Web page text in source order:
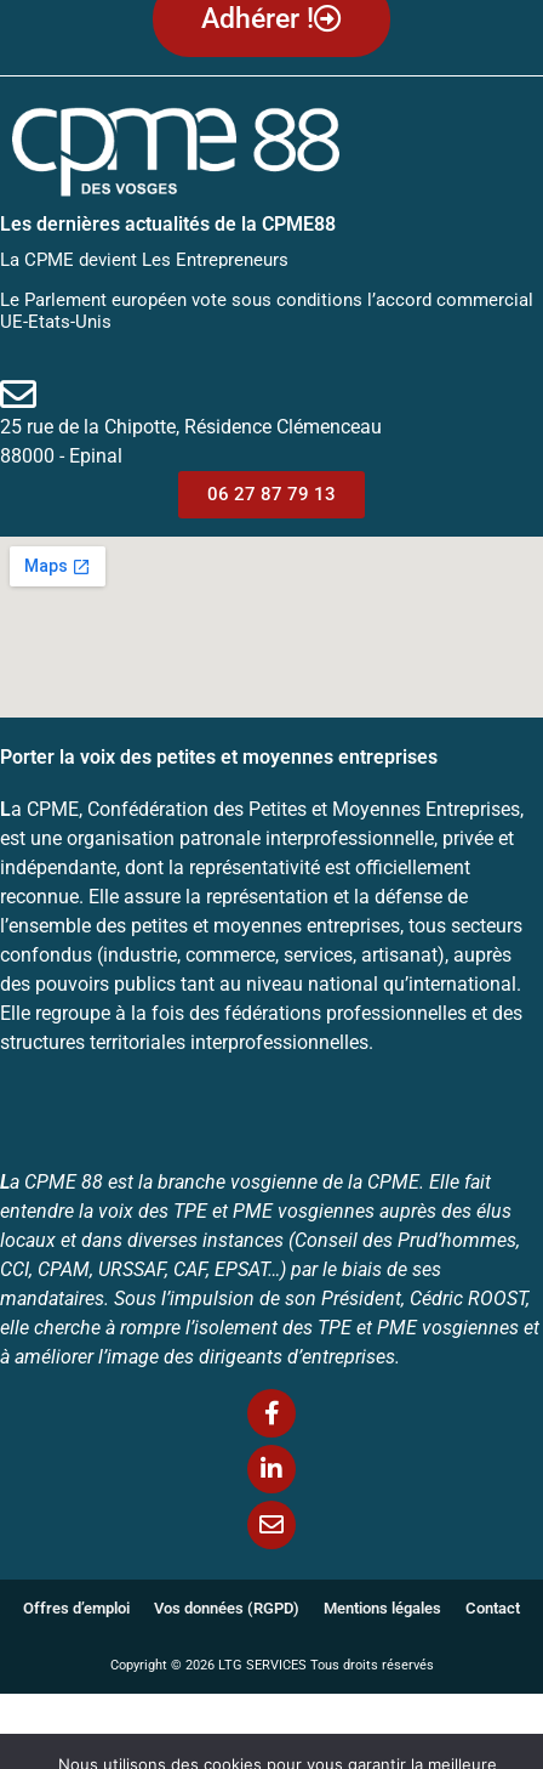
Adhérer !
Les dernières actualités de la CPME88
La CPME devient Les Entrepreneurs
Le Parlement européen vote sous conditions l’accord commercial
UE-Etats-Unis
25 rue de la Chipotte, Résidence Clémenceau
88000 - Epinal
06 27 87 79 13
Porter la voix des petites et moyennes entreprises
La CPME, Confédération des Petites et Moyennes Entreprises,
est une organisation patronale interprofessionnelle, privée et
indépendante, dont la représentativité est officiellement
reconnue. Elle assure la représentation et la défense de
l’ensemble des petites et moyennes entreprises, tous secteurs
confondus (industrie, commerce, services, artisanat), auprès
des pouvoirs publics tant au niveau national qu’international.
Elle regroupe à la fois des fédérations professionnelles et des
structures territoriales interprofessionnelles.
La CPME 88 est la branche vosgienne de la CPME. Elle fait
entendre la voix des TPE et PME vosgiennes auprès des élus
locaux et dans diverses instances (Conseil des Prud’hommes,
CCI, CPAM, URSSAF, CAF, EPSAT…) par le biais de ses
mandataires. Sous l’impulsion de son Président, Cédric ROOST,
elle cherche à rompre l’isolement des TPE et PME vosgiennes et
à améliorer l’image des dirigeants d’entreprises.
Offres d’emploi Vos données (RGPD) Mentions légales Contact
Copyright © 2026 LTG SERVICES Tous droits réservés
Nous utilisons des cookies pour vous garantir la meilleure